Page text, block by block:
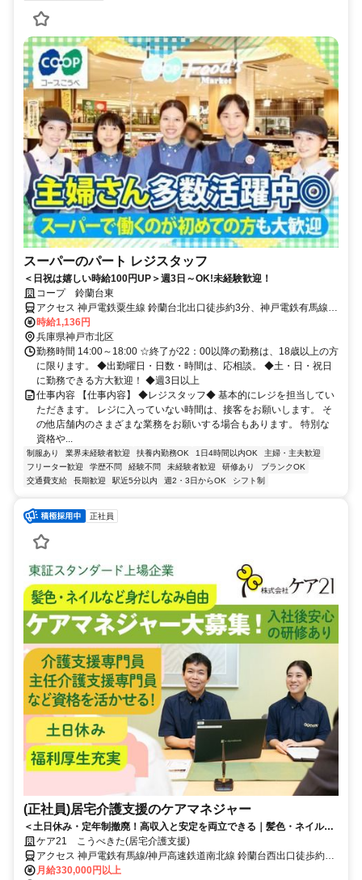
スーパーのパート レジスタッフ
＜日祝は嬉しい時給100円UP＞週3日～OK!未経験歓迎！
コープ 鈴蘭台東
アクセス 神戸電鉄粟生線 鈴蘭台北出口徒歩約3分、神戸電鉄有馬線/
神戸高速鉄道南北線 鈴蘭台北出口徒歩約3分、神戸電鉄粟生線/神戸高
速鉄道南北線 鈴蘭台西口徒歩約11分 神戸電鉄 鈴蘭台駅より北へ徒歩
５分
時給1,136円
兵庫県神戸市北区
勤務時間 14:00～18:00 ☆終了が22：00以降の勤務は、18歳以上の方
に限ります。 ◆出勤曜日・日数・時間は、応相談。 ◆土・日・祝日
に勤務できる方大歓迎！ ◆週3日以上
仕事内容 【仕事内容】 ◆レジスタッフ◆ 基本的にレジを担当してい
ただきます。 レジに入っていない時間は、接客をお願いします。 そ
の他店舗内のさまざまな業務をお願いする場合もあります。 特別な
資格や...
制服あり 業界未経験者歓迎 扶養内勤務OK 1日4時間以内OK
主婦・主夫歓迎
フリーター歓迎
学歴不問 経験不問 未経験者歓迎 研修あり
ブランクOK
交通費支給
長期歓迎 駅近5分以内 週2・3日からOK シフト制
正社員
(正社員)居宅介護支援のケアマネジャー
＜土日休み・定年制撤廃！高収入と安定を両立できる｜髪色・ネイルな
ど身だしなみ自由！（規定有）＞「しっかり稼ぎたい」も「長く働きた
い」も、東証スタンダード上場のケア21なら叶います。専門部署のサポ
ート体制も万全です♪
ケア21 こうべきた(居宅介護支援)
アクセス 神戸電鉄有馬線/神戸高速鉄道南北線 鈴蘭台西出口徒歩約3
分、神戸電鉄粟生線/神戸高速鉄道南北線 鈴蘭台西出口徒歩約3分、神
月給330,000円以上